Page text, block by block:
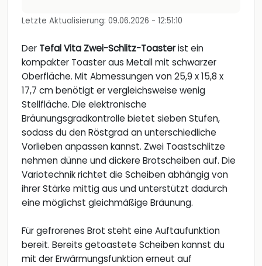
Letzte Aktualisierung: 09.06.2026 - 12:51:10
Der Tefal Vita Zwei-Schlitz-Toasterist ein
kompakter Toaster aus Metall mit schwarzer
Oberfläche. Mit Abmessungen von 25,9 x 15,8 x
17,7 cm benötigt er vergleichsweise wenig
Stellfläche. Die elektronische
Bräunungsgradkontrolle bietet sieben Stufen,
sodass du den Röstgrad an unterschiedliche
Vorlieben anpassen kannst. Zwei Toastschlitze
nehmen dünne und dickere Brotscheiben auf. Die
Variotechnik richtet die Scheiben abhängig von
ihrer Stärke mittig aus und unterstützt dadurch
eine möglichst gleichmäßige Bräunung.
Für gefrorenes Brot steht eine Auftaufunktion
bereit. Bereits getoastete Scheiben kannst du
mit der Erwärmungsfunktion erneut auf